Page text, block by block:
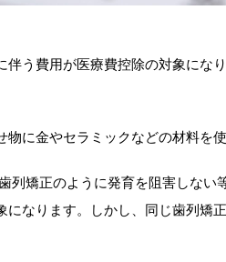
う費用が医療費控除の対象になり
に金やセラミックなどの材料を
列矯正のように発育を阻害しない
になります。しかし、同じ歯列矯